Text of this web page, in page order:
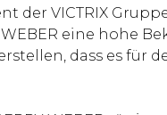
der VICTRIX
eine hohe
dass es für